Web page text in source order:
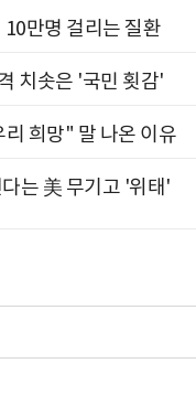
만명 걸리는 질환
치솟은 '국민 횟감'
희망" 말 나온 이유
는 美 무기고 '위태'